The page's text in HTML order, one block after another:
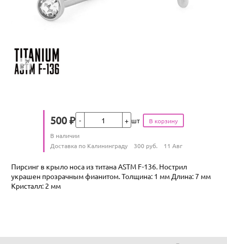
Цена
500 ₽Кол-во шт
Количество
В наличии
Условия доставки
Доставка по Калининграду 300 руб. 11 Авг
Пирсинг в крыло носа из титана ASTM F-136. Нострил
украшен прозрачным фианитом. Толщина: 1 мм Длина: 7 мм
Кристалл: 2 мм